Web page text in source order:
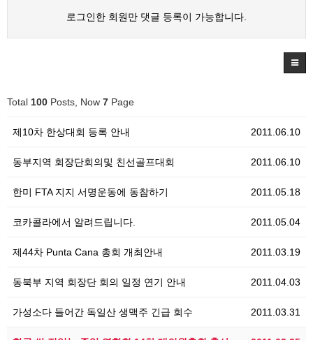
로그인한 회원만 댓글 등록이 가능합니다.
Total 100 Posts, Now 7 Page
2011.06.10
제10차 한상대회 등록 안내
2011.06.10
동부지역 회장단회의및 친선골프대회
2011.05.18
한미 FTA 지지 서명운동에 동참하기
2011.05.04
코카콜라에서 알려드립니다.
2011.03.19
제44차 Punta Cana 총회 개최안내
2011.04.03
동북부 지역 회장단 회의 일정 연기 안내
2011.03.31
가성소다 들어간 독일산 생맥주 긴급 회수